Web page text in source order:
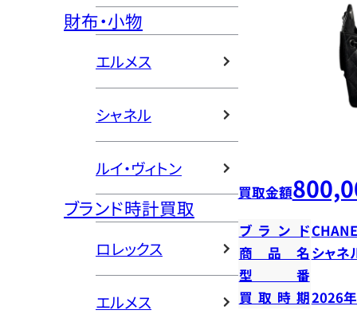
財布・小物
エルメス
シャネル
ルイ・ヴィトン
ブランド時計買取
ロレックス
エルメス
買取金額
ブランド
商品名 シャネ
型番
買取時期2026